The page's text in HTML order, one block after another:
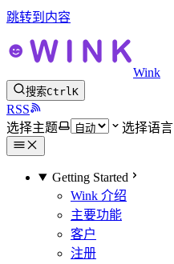
跳转到内容
Wink
搜索CtrlK
RSS
选择主题
选择语言
Getting Started
Wink 介绍
主要功能
客户
注册